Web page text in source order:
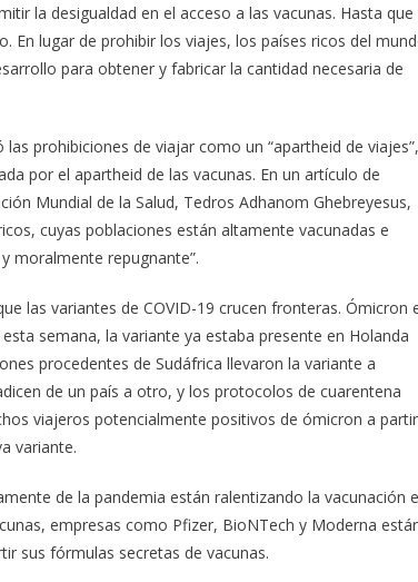
la desigualdad en el acceso a las vacunas. Hasta que
lugar de prohibir los viajes, los países ricos del
para obtener y fabricar la cantidad necesaria de
prohibiciones de viajar como un “apartheid de viajes”,
por el apartheid de las vacunas. En un artículo de
Mundial de la Salud, Tedros Adhanom Ghebreyesus,
cuyas poblaciones están altamente vacunadas e
moralmente repugnante”.
las variantes de COVID-19 crucen fronteras. Ómicron
semana, la variante ya estaba presente en Holanda
procedentes de Sudáfrica llevaron la variante a
de un país a otro, y los protocolos de cuarentena
viajeros potencialmente positivos de ómicron a partir
variante.
de la pandemia están ralentizando la vacunación
empresas como Pfizer, BioNTech y Moderna
sus fórmulas secretas de vacunas.